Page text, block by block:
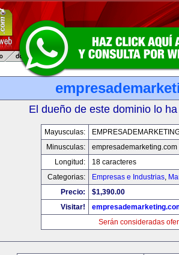
El dueño de este dominio lo
Mayusculas:
Minusculas:
empresademarketing.com
Longitud:
18 caracteres
Categorias:
Empresas e Industrias,
Precio:
$1,390.00
Visitar!
Serán consideradas